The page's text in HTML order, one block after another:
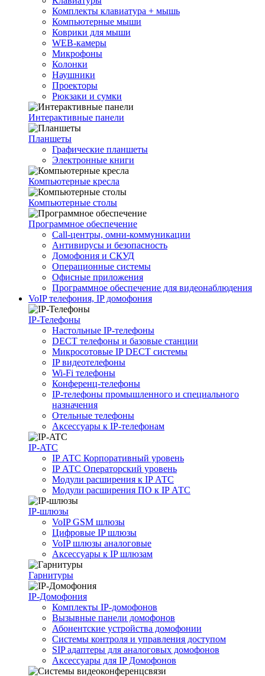
Комплекты клавиатура + мышь
Компьютерные мыши
Коврики для мыши
WEB-камеры
Микрофоны
Колонки
Наушники
Проекторы
Рюкзаки и сумки
Интерактивные панели
Планшеты
Графические планшеты
Электронные книги
Компьютерные кресла
Компьютерные столы
Программное обеспечение
Call-центры, омни-коммуникации
Антивирусы и безопасность
Домофония и СКУД
Операционные системы
Офисные приложения
Программное обеспечение для видеонаблюдения
VoIP телефония, IP домофония
IP-Телефоны
Настольные IP-телефоны
DECT телефоны и базовые станции
Микросотовые IP DECT системы
IP видеотелефоны
Wi-Fi телефоны
Конференц-телефоны
IP-телефоны промышленного и специального
назначения
Отельные телефоны
Аксессуары к IP-телефонам
IP-ATC
IP АТС Корпоративный уровень
IP АТС Операторский уровень
Модули расширения к IP АТС
Модули расширения ПО к IP АТС
IP-шлюзы
VoIP GSM шлюзы
Цифровые IP шлюзы
VoIP шлюзы аналоговые
Аксессуары к IP шлюзам
Гарнитуры
IP-Домофония
Комплекты IP-домофонов
Вызывные панели домофонов
Абонентские устройства домофонии
Системы контроля и управления доступом
SIP адаптеры для аналоговых домофонов
Аксессуары для IP Домофонов